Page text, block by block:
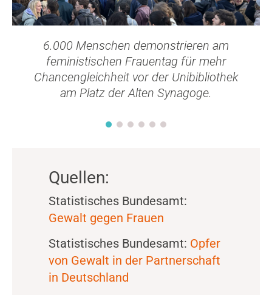
6.000 Menschen demonstrieren am
feministischen Frauentag für mehr
Chancengleichheit vor der Unibibliothek
am Platz der Alten Synagoge.
Quellen:
Statistisches Bundesamt:
Gewalt gegen Frauen
Statistisches Bundesamt: Opfer
von Gewalt in der Partnerschaft
in Deutschland